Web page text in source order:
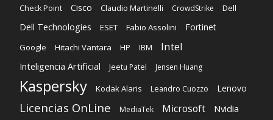
Check Point
Cisco Claudio Martinelli CrowdStrike Dell
Dell Technologies ESET Fabio Assolini Fortinet
Google Hitachi Vantara HP IBM Intel
Inteligencia Artificial Jeetu Patel Jensen Huang
Kaspersky Kodak Alaris Leandro Cuozzo Lenovo
Licencias OnLine MediaTek Microsoft Nvidia